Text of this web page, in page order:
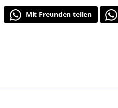
Mit Freunden teilen